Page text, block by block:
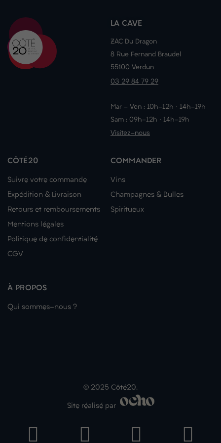
LA CAVE
ZAC Du Dragon
8 Rue Fernand Braudel
55100 Verdun
03 29 84 79 29
Mar - Ven : 10h-12h · 14h-19h
Sam : 09h-12h · 14h-19h
Visitez-nous
CÔTÉ20
Suivre votre commande
Expédition & Livraison
Retours et remboursements
Mentions légales
Politique de confidentialité
CGV
COMMANDER
Vins
Champagnes & Bulles
Spiritueux
À PROPOS
Qui sommes-nous ?
© 2025 Côté20.
Site réalisé par